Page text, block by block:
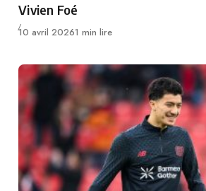
Vivien Foé
Publié
10 avril 20261 min lire